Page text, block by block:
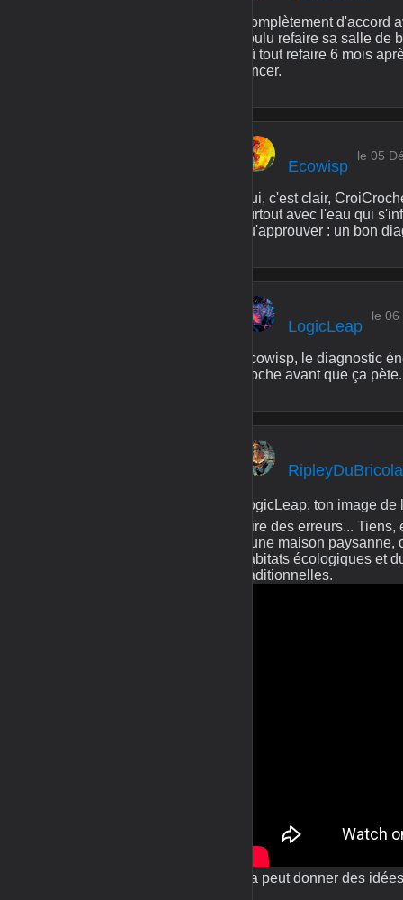
Complètement d'accord
voulu refaire sa salle de
dû tout refaire 6 mois
lancer.
Ecowisp
le 05
Oui, c'est clair,
surtout avec l'eau qui
qu'approuver : un bon
LogicLeap
le 06
Ecowisp, le diagnostic
cloche avant que ça
LogicLeap, ton image
faire des erreurs...
d'une maison
habitats écologiques et
traditionnelles.
Ca peut donner des